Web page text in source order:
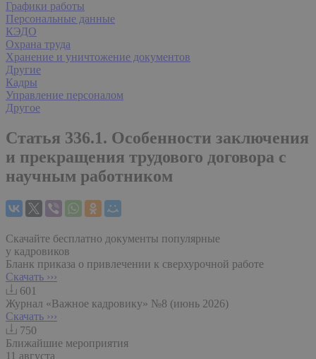
Графики работы
Персональные данные
КЭДО
Охрана труда
Хранение и уничтожение документов
Другие
Кадры
Управление персоналом
Другое
Статья 336.1. Особенности заключения
и прекращения трудового договора с
научным работником
Скачайте бесплатно документы популярные
у кадровиков
Бланк приказа о привлечении к сверхурочной работе
Скачать ›››
601
Журнал «Важное кадровику» №8 (июнь 2026)
Скачать ›››
750
Ближайшие мероприятия
11 августа